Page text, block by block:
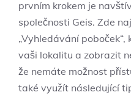
prvním krokem je
společnosti Geis. Zde
„Vyhledávání
vaši lokalitu a zobrazit
že nemáte možnost
také využít následující